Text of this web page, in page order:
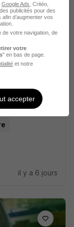
il y a 2 jours
il y a 6 jours
Google Ads , Critéo,
publicités pour des
d’augmenter vos
de votre navigation, de
votre
" en bas de page.
et notre
accepter